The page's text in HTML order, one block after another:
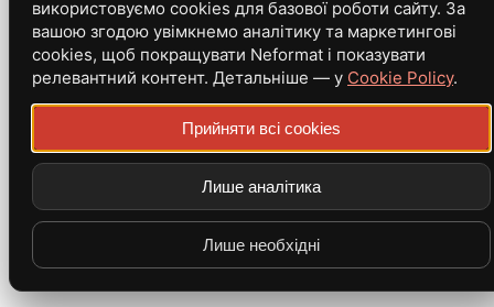
використовуємо cookies для базової роботи сайту. За
вашою згодою увімкнемо аналітику та маркетингові
cookies, щоб покращувати Neformat і показувати
релевантний контент. Детальніше — у Cookie Policy.
Прийняти всі cookies
Лише аналітика
Лише необхідні